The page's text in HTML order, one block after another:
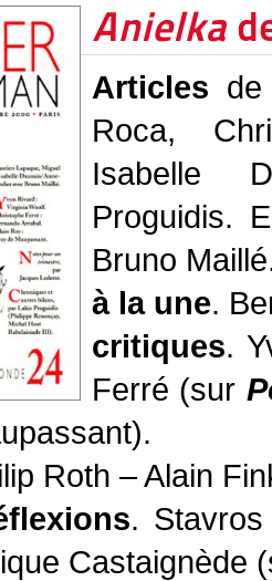
Anielka
Articles de
Roca,
Isabelle
Proguidis.
Bruno
à la une.
critiques.
Ferré (sur
Roth – Alain
.
Castaignède